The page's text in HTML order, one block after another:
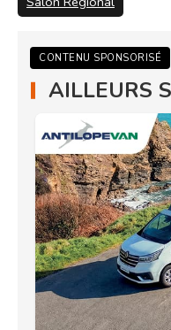
CONTENU SPONSORISÉ
AILLEURS